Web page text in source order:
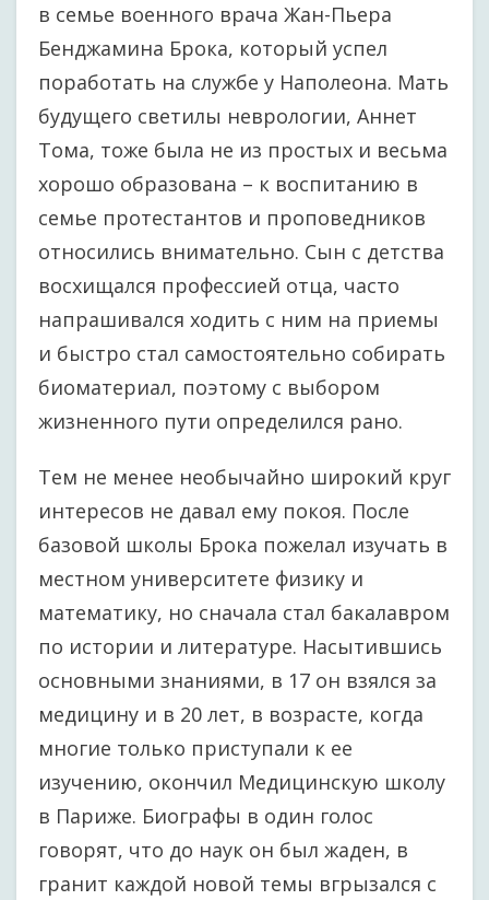
в семье военного врача Жан-Пьера
Бенджамина Брока, который успел
поработать на службе у Наполеона. Мать
будущего светилы неврологии, Аннет
Тома, тоже была не из простых и весьма
хорошо образована – к воспитанию в
семье протестантов и проповедников
относились внимательно. Сын с детства
восхищался профессией отца, часто
напрашивался ходить с ним на приемы
и быстро стал самостоятельно собирать
биоматериал, поэтому с выбором
жизненного пути определился рано.
Тем не менее необычайно широкий круг
интересов не давал ему покоя. После
базовой школы Брока пожелал изучать в
местном университете физику и
математику, но сначала стал бакалавром
по истории и литературе. Насытившись
основными знаниями, в 17 он взялся за
медицину и в 20 лет, в возрасте, когда
многие только приступали к ее
изучению, окончил Медицинскую школу
в Париже. Биографы в один голос
говорят, что до наук он был жаден, в
гранит каждой новой темы вгрызался с